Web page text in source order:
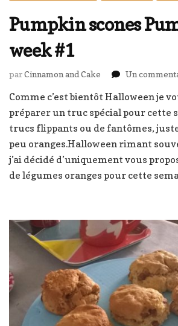
Pumpkin scones
week #1
parCinnamon and Cake Un
Comme c’est bientôt Halloween je
préparer un truc spécial pour cette
trucs flippants ou de fantômes,
peu oranges.Halloween rimant
j’ai décidé d’uniquement vous
de légumes oranges pour cette